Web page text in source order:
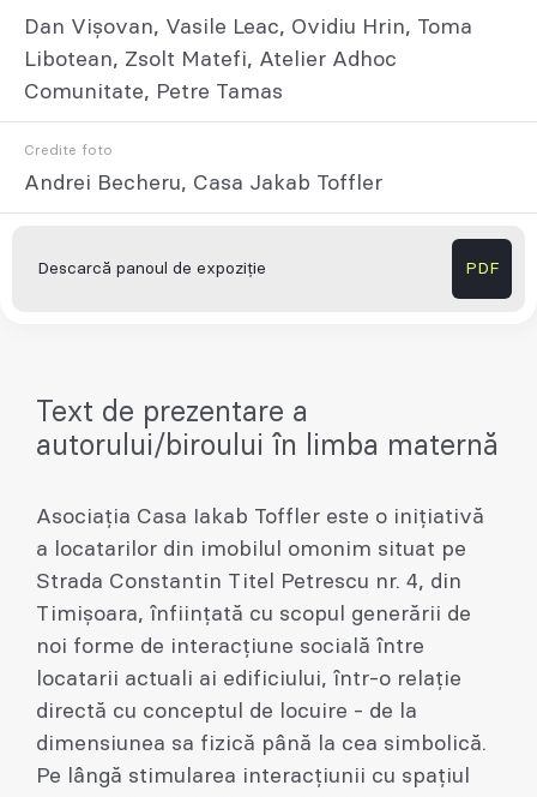
Dan Vișovan, Vasile Leac, Ovidiu Hrin, Toma
Libotean, Zsolt Matefi, Atelier Adhoc
Comunitate, Petre Tamas
Credite foto
Andrei Becheru, Casa Jakab Toffler
Descarcă panoul de expoziție PDF
Text de prezentare a
autorului/biroului în limba maternă
Asociația Casa Iakab Toffler este o inițiativă
a locatarilor din imobilul omonim situat pe
Strada Constantin Titel Petrescu nr. 4, din
Timișoara, înființată cu scopul generării de
noi forme de interacțiune socială între
locatarii actuali ai edificiului, într-o relație
directă cu conceptul de locuire - de la
dimensiunea sa fizică până la cea simbolică.
Pe lângă stimularea interacțiunii cu spațiul